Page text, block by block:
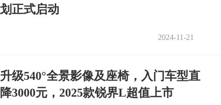
划正式启动
2024-11-21
升级540°全景影像及座椅，入门车型直
降3000元，2025款锐界L超值上市